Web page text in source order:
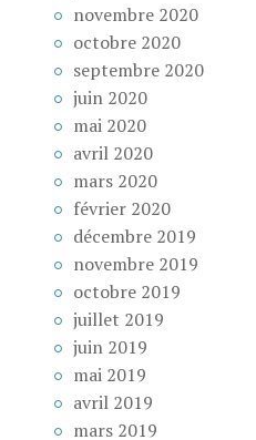
novembre 2020
octobre 2020
septembre 2020
juin 2020
mai 2020
avril 2020
mars 2020
février 2020
décembre 2019
novembre 2019
octobre 2019
juillet 2019
juin 2019
mai 2019
avril 2019
mars 2019